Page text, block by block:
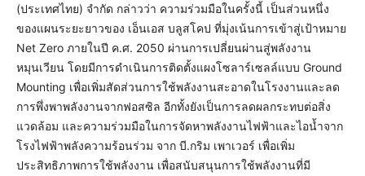
(ประเทศไทย) จำกัด กล่าวว่า ความร่วมมือในครั้งนี้ เป็นส่วนหนึ่ง
ของแผนระยะยาวของ เอ็นเอส บลูสโคป ที่มุ่งเน้นการเข้าสู่เป้าหมาย
Net Zero ภายในปี ค.ศ. 2050 ผ่านการเปลี่ยนผ่านสู่พลังงาน
หมุนเวียน โดยมีการดำเนินการติดตั้งแผงโซลาร์เซลล์แบบ Ground
Mounting เพื่อเพิ่มสัดส่วนการใช้พลังงานสะอาดในโรงงานและลด
การพึ่งพาพลังงานจากฟอสซิล อีกทั้งยังเป็นการลดผลกระทบต่อสิ่ง
แวดล้อม และความร่วมมือในการจัดหาพลังงานไฟฟ้าและไอน้ำจาก
โรงไฟฟ้าพลังความร้อนร่วม จาก บี.กริม เพาเวอร์ เพื่อเพิ่ม
ประสิทธิภาพการใช้พลังงาน เพื่อสนับสนุนการใช้พลังงานที่มี